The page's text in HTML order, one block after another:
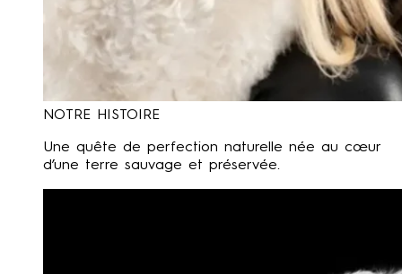
NOTRE HISTOIRE
Une quête de perfection naturelle née au cœur
d’une terre sauvage et préservée.